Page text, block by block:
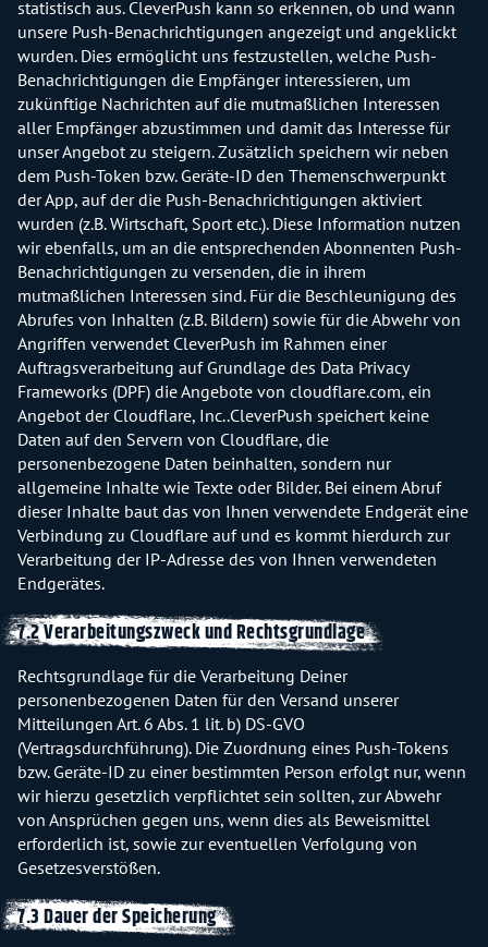
statistisch aus. CleverPush kann so erkennen, ob und wann
unsere Push-Benachrichtigungen angezeigt und angeklickt
wurden. Dies ermöglicht uns festzustellen, welche Push-
Benachrichtigungen die Empfänger interessieren, um
zukünftige Nachrichten auf die mutmaßlichen Interessen
aller Empfänger abzustimmen und damit das Interesse für
unser Angebot zu steigern. Zusätzlich speichern wir neben
dem Push-Token bzw. Geräte-ID den Themenschwerpunkt
der App, auf der die Push-Benachrichtigungen aktiviert
wurden (z.B. Wirtschaft, Sport etc.). Diese Information nutzen
wir ebenfalls, um an die entsprechenden Abonnenten Push-
Benachrichtigungen zu versenden, die in ihrem
mutmaßlichen Interessen sind. Für die Beschleunigung des
Abrufes von Inhalten (z.B. Bildern) sowie für die Abwehr von
Angriffen verwendet CleverPush im Rahmen einer
Auftragsverarbeitung auf Grundlage des Data Privacy
Frameworks (DPF) die Angebote von cloudflare.com, ein
Angebot der Cloudflare, Inc..CleverPush speichert keine
Daten auf den Servern von Cloudflare, die
personenbezogene Daten beinhalten, sondern nur
allgemeine Inhalte wie Texte oder Bilder. Bei einem Abruf
dieser Inhalte baut das von Ihnen verwendete Endgerät eine
Verbindung zu Cloudflare auf und es kommt hierdurch zur
Verarbeitung der IP-Adresse des von Ihnen verwendeten
Endgerätes.
7.2 Verarbeitungszweck und Rechtsgrundlage
Rechtsgrundlage für die Verarbeitung Deiner
personenbezogenen Daten für den Versand unserer
Mitteilungen Art. 6 Abs. 1 lit. b) DS-GVO
(Vertragsdurchführung). Die Zuordnung eines Push-Tokens
bzw. Geräte-ID zu einer bestimmten Person erfolgt nur, wenn
wir hierzu gesetzlich verpflichtet sein sollten, zur Abwehr
von Ansprüchen gegen uns, wenn dies als Beweismittel
erforderlich ist, sowie zur eventuellen Verfolgung von
Gesetzesverstößen.
7.3 Dauer der Speicherung